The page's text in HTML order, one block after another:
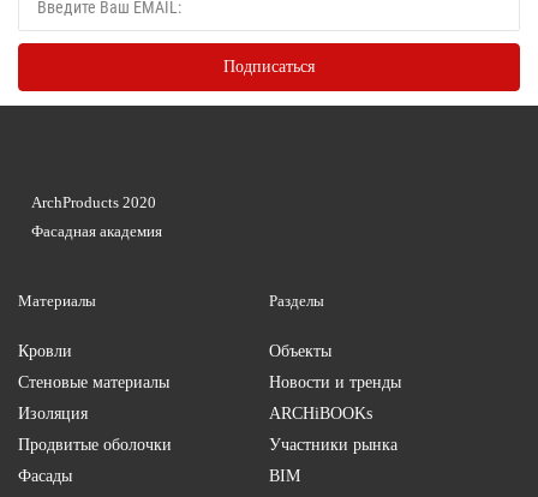
Материалы
Кровли
Стеновые материалы
Изоляция
Продвитые оболочки
Фасады
Разделы
Объекты
Новости и тренды
ARCHiBOOKs
Участники рынка
BIM
ArchProducts 2020
Фасадная академия